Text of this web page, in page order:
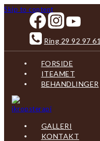
Skip to content
Ring 29 92 97 61
FORSIDE
ITEAMET
BEHANDLINGER
GALLERI
KONTAKT